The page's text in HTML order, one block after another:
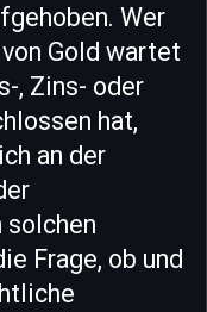
Wer
Gold wartet
, Zins- oder
hat,
an der
solchen
Frage, ob und